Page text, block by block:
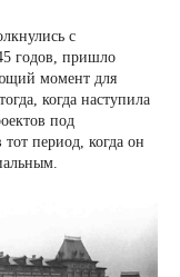
с
годов, пришло
момент для
когда наступила
под
период, когда он